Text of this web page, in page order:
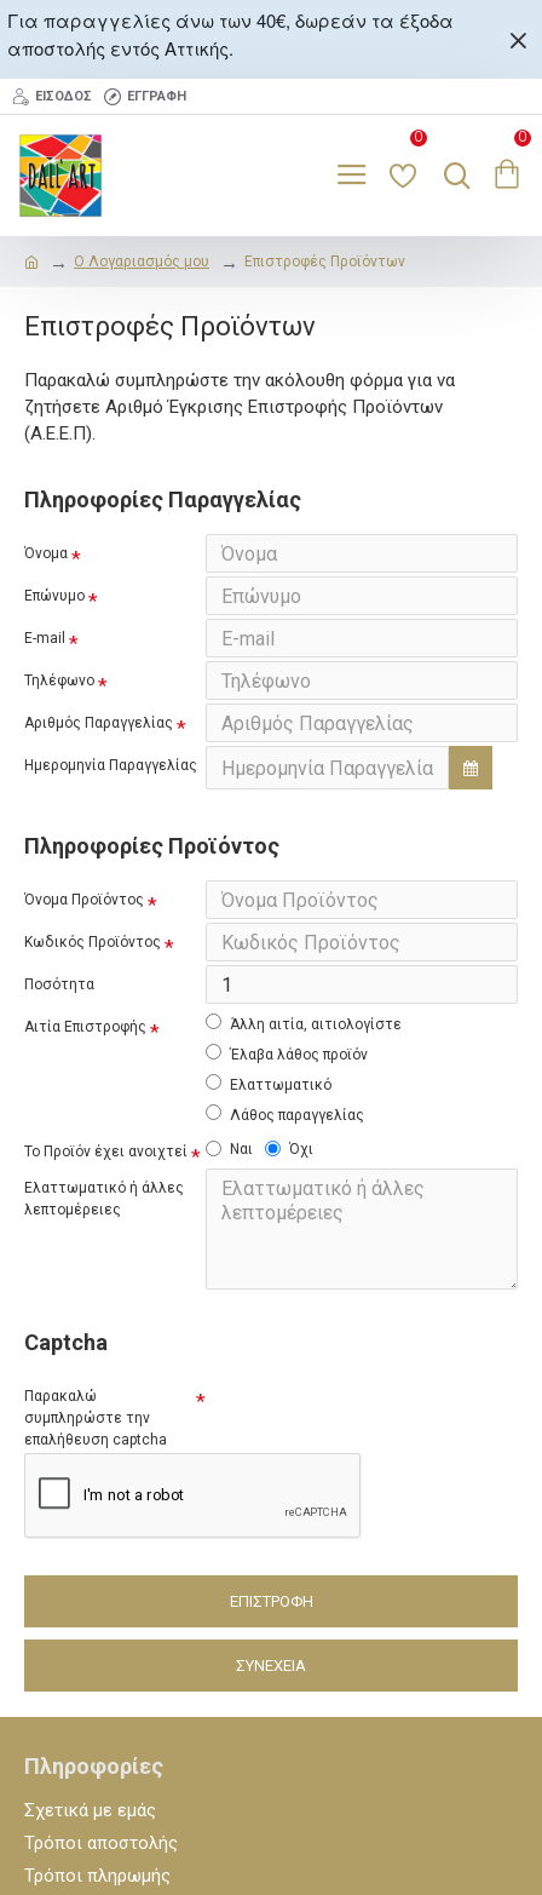
Για παραγγελίες άνω των 40€, δωρεάν τα έξοδα
αποστολής εντός Αττικής.
ΕΊΣΟΔΟΣ ΕΓΓΡΑΦΉ
0 0
O Λογαριασμός μου Επιστροφές Προϊόντων
Επιστροφές Προϊόντων
Παρακαλώ συμπληρώστε την ακόλουθη φόρμα για να
ζητήσετε Αριθμό Έγκρισης Επιστροφής Προϊόντων
(Α.Ε.Ε.Π).
Πληροφορίες Παραγγελίας
Όνομα
Επώνυμο
E-mail
Τηλέφωνο
Αριθμός Παραγγελίας
Ημερομηνία Παραγγελίας
Πληροφορίες Προϊόντος
Όνομα Προϊόντος
Κωδικός Προϊόντος
Ποσότητα
Αιτία Επιστροφής
Άλλη αιτία, αιτιολογίστε
Έλαβα λάθος προϊόν
Ελαττωματικό
Λάθος παραγγελίας
Το Προϊόν έχει ανοιχτεί Ναι Όχι
Ελαττωματικό ή άλλες
λεπτομέρειες
Captcha
Παρακαλώ
συμπληρώστε την
επαλήθευση captcha
ΕΠΙΣΤΡΟΦΉ
ΣΥΝΈΧΕΙΑ
Πληροφορίες
Σχετικά με εμάς
Τρόποι αποστολής
Τρόποι πληρωμής